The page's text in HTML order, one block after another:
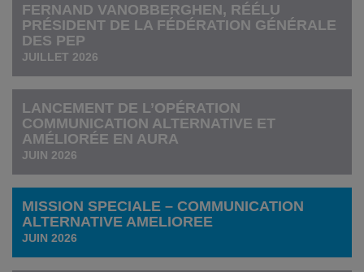
FERNAND VANOBBERGHEN, RÉÉLU
PRÉSIDENT DE LA FÉDÉRATION GÉNÉRALE
DES PEP
JUILLET 2026
LANCEMENT DE L’OPÉRATION
COMMUNICATION ALTERNATIVE ET
AMÉLIORÉE EN AURA
JUIN 2026
MISSION SPECIALE – COMMUNICATION
ALTERNATIVE AMELIOREE
JUIN 2026